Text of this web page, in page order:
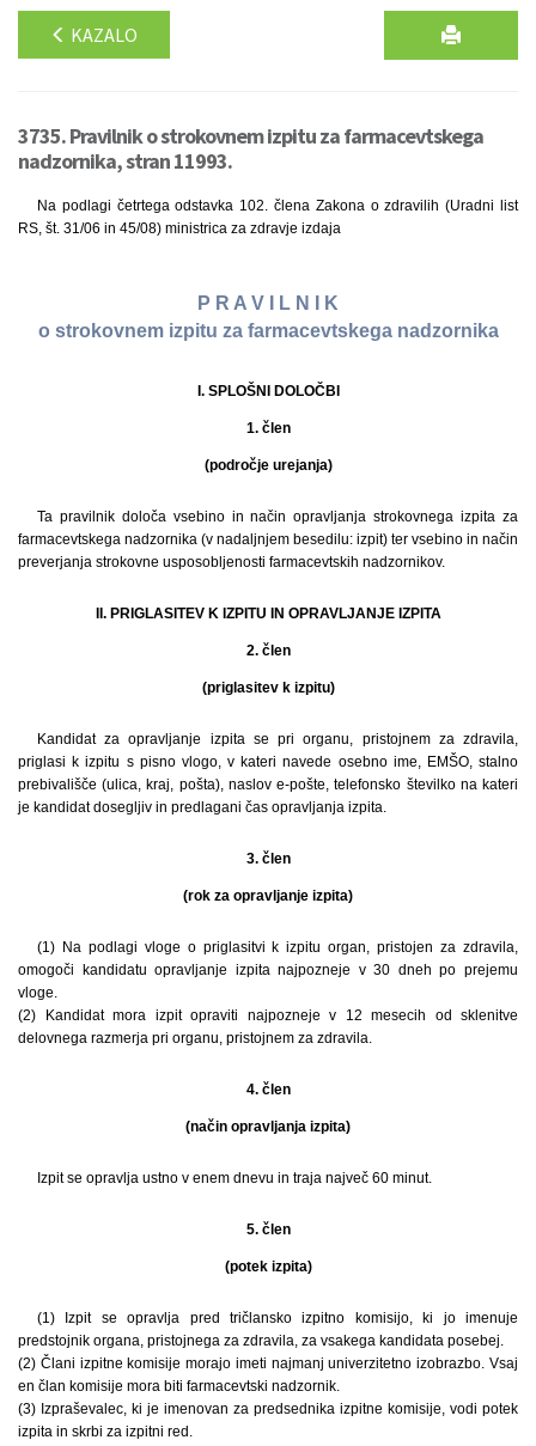
KAZALO
3735. Pravilnik o strokovnem izpitu za farmacevtskega
nadzornika, stran 11993.
Na podlagi četrtega odstavka 102. člena Zakona o zdravilih (Uradni list
RS, št. 31/06 in 45/08) ministrica za zdravje izdaja
P R A V I L N I K
o strokovnem izpitu za farmacevtskega nadzornika
I. SPLOŠNI DOLOČBI
1. člen
(področje urejanja)
Ta pravilnik določa vsebino in način opravljanja strokovnega izpita za
farmacevtskega nadzornika (v nadaljnjem besedilu: izpit) ter vsebino in način
preverjanja strokovne usposobljenosti farmacevtskih nadzornikov.
II. PRIGLASITEV K IZPITU IN OPRAVLJANJE IZPITA
2. člen
(priglasitev k izpitu)
Kandidat za opravljanje izpita se pri organu, pristojnem za zdravila,
priglasi k izpitu s pisno vlogo, v kateri navede osebno ime, EMŠO, stalno
prebivališče (ulica, kraj, pošta), naslov e-pošte, telefonsko številko na kateri
je kandidat dosegljiv in predlagani čas opravljanja izpita.
3. člen
(rok za opravljanje izpita)
(1) Na podlagi vloge o priglasitvi k izpitu organ, pristojen za zdravila,
omogoči kandidatu opravljanje izpita najpozneje v 30 dneh po prejemu
vloge.
(2) Kandidat mora izpit opraviti najpozneje v 12 mesecih od sklenitve
delovnega razmerja pri organu, pristojnem za zdravila.
4. člen
(način opravljanja izpita)
Izpit se opravlja ustno v enem dnevu in traja največ 60 minut.
5. člen
(potek izpita)
(1) Izpit se opravlja pred tričlansko izpitno komisijo, ki jo imenuje
predstojnik organa, pristojnega za zdravila, za vsakega kandidata posebej.
(2) Člani izpitne komisije morajo imeti najmanj univerzitetno izobrazbo. Vsaj
en član komisije mora biti farmacevtski nadzornik.
(3) Izpraševalec, ki je imenovan za predsednika izpitne komisije, vodi potek
izpita in skrbi za izpitni red.